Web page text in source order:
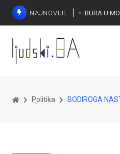
NAJNOVIJE
Politika BODIROGA